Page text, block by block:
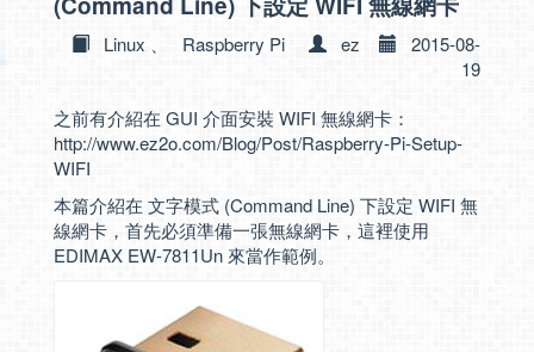
Linux Raspberry Pi ez
2015-08-
19
之前有介紹在 GUI 介面安裝 WIFI 無線網卡：
http://www.ez2o.com/Blog/Post/Raspberry-Pi-Setup-
WIFI
本篇介紹在 文字模式 (Command Line) 下設定 WIFI 無
線網卡，首先必須準備一張無線網卡，這裡使用
EDIMAX EW-7811Un 來當作範例。